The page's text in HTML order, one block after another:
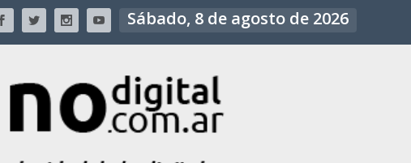
Sábado, 8 de agosto de 2026